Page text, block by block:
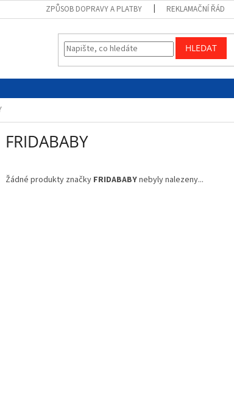
ZPŮSOB DOPRAVY A PLATBY REKLAMAČNÍ ŘÁD
HLEDAT
FRIDABABY
Žádné produkty značky FRIDABABYnebyly nalezeny...